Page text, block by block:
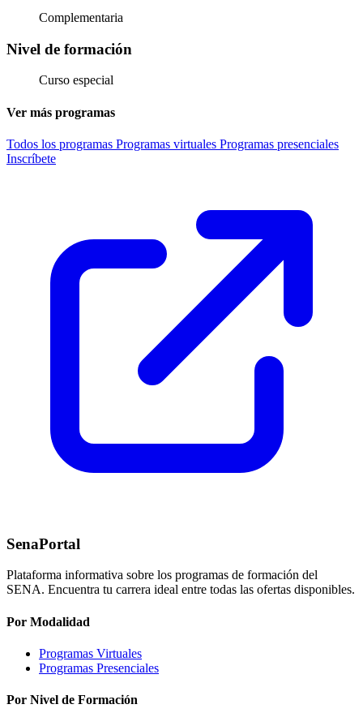
Complementaria
Nivel de formación
Curso especial
Ver más programas
Todos los programas Programas virtuales Programas presenciales
Inscríbete
SenaPortal
Plataforma informativa sobre los programas de formación del
SENA. Encuentra tu carrera ideal entre todas las ofertas disponibles.
Por Modalidad
Programas Virtuales
Programas Presenciales
Por Nivel de Formación